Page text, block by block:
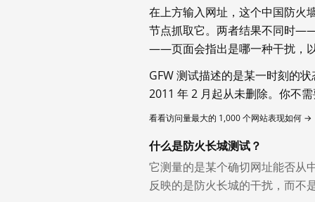
在上方输入网址，这个中国防火
节点抓取它。两者结果不同时
——页面会指出是哪一种干扰，
GFW 测试描述的是某一时刻的
2011 年 2 月起从未删除。你不
看看访问量最大的 1,000 个网站表现如何 →
什么是防火长城测试？
它测量的是某个确切网址能否从
反映的是防火长城的干扰，而不